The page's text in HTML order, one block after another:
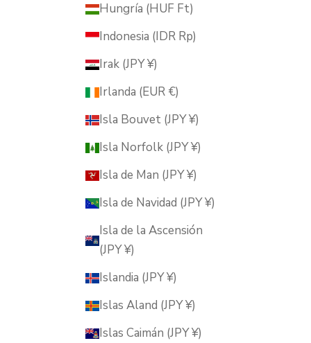
Hungría (HUF Ft)
Indonesia (IDR Rp)
Irak (JPY ¥)
Irlanda (EUR €)
Isla Bouvet (JPY ¥)
Isla Norfolk (JPY ¥)
Isla de Man (JPY ¥)
Isla de Navidad (JPY ¥)
Isla de la Ascensión
(JPY ¥)
Islandia (JPY ¥)
Islas Aland (JPY ¥)
Islas Caimán (JPY ¥)